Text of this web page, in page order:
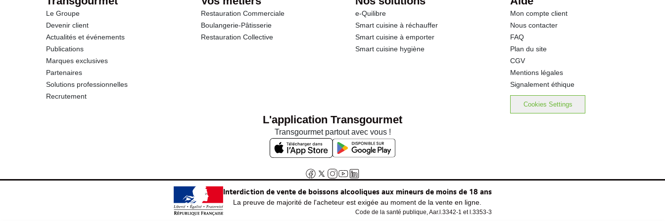
Protéines
Sel
Le Groupe
Devenir client
Actualités et événements
Publications
Marques exclusives
Partenaires
Solutions professionnelles
Recrutement
Restauration Commerciale
Boulangerie-Pâtisserie
Restauration Collective
e-Quilibre
Smart cuisine à réchauffer
Smart cuisine à emporter
Smart cuisine hygiène
Mon compte client
Nous contacter
FAQ
Plan du site
CGV
Mentions légales
Signalement éthique
Cookies Settings
L'application Transgourmet
Transgourmet partout avec vous !
Interdiction de vente de boissons alcooliques aux mineurs de moins de 18 ans
La preuve de majorité de l'acheteur est exigée au moment de la vente en ligne.
Code de la santé publique, Aar.l.3342-1 et l.3353-3